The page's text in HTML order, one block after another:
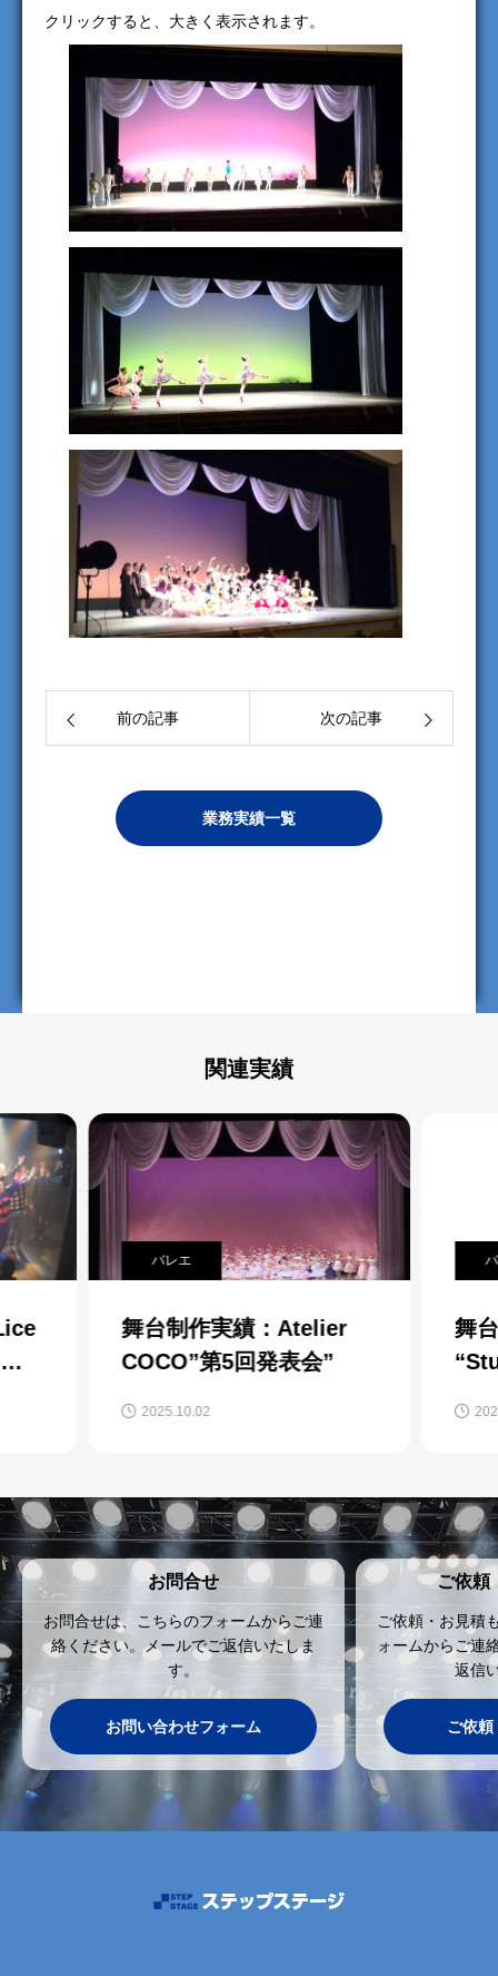
クリックすると、大きく表示されます。
前の記事 次の記事
業務実績一覧
関連実績
バレエ
舞台制作実績：Atelier
COCO”第5回発表会”
2025.10.02
舞
お問合せ
お問合せは、こちらのフォームからご連
絡ください。メールでご返信いたしま
す。
お問い合わせフォーム
ご依頼
ご依頼・お見積
ォームからご連
返信
ご依頼